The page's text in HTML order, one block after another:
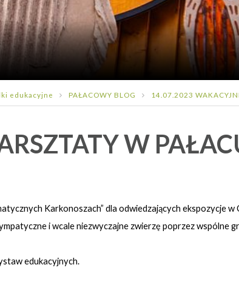
edukacyjne PAŁACOWY BLOG 14.07.2023
W
Karkonoszach” dla odwiedzających ekspozycje
i wcale niezwyczajne zwierzę poprzez wspólne
edukacyjnych.